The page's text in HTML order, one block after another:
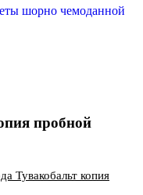
пробной
Тувакобальт копия